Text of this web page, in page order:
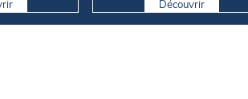
Découvrir